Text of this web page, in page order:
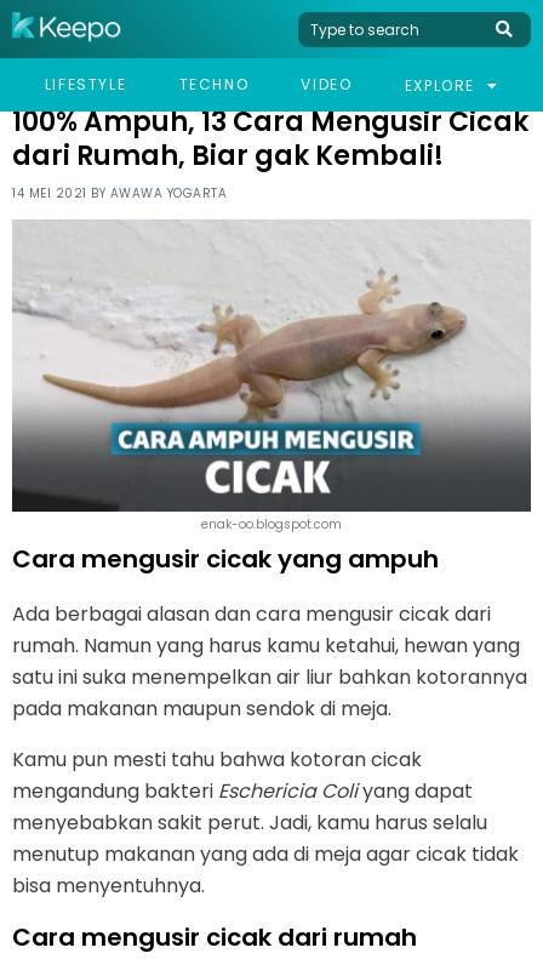
LIFESTYLE TECHNO VIDEO EXPLORE
HOME LIFESTYLE
100% AMPUH, 13 CARA MENGUSIR CICAK DARI RUMAH, BIAR
100% Ampuh, 13 Cara Mengusir Cicak
dari Rumah, Biar gak Kembali!
14 MEI 2021 BY AWAWA YOGARTA
enak-oo.blogspot.com
Cara mengusir cicak yang ampuh
Ada berbagai alasan dan cara mengusir cicak dari
rumah. Namun yang harus kamu ketahui, hewan yang
satu ini suka menempelkan air liur bahkan kotorannya
pada makanan maupun sendok di meja.
Kamu pun mesti tahu bahwa kotoran cicak
mengandung bakteri Eschericia Coliyang dapat
menyebabkan sakit perut. Jadi, kamu harus selalu
menutup makanan yang ada di meja agar cicak tidak
bisa menyentuhnya.
Cara mengusir cicak dari rumah